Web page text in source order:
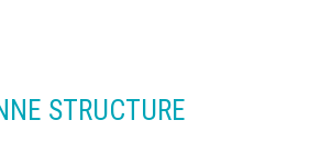
STRUCTURE